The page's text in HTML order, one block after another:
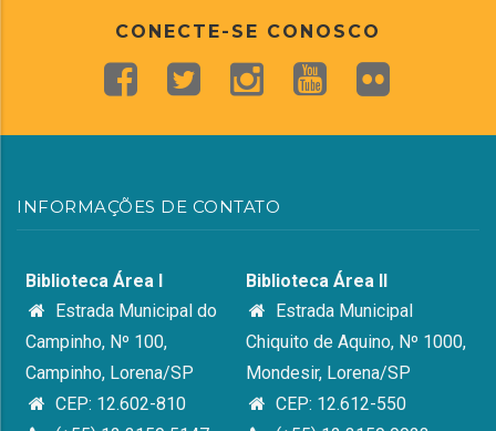
CONECTE-SE CONOSCO
INFORMAÇÕES DE CONTATO
Biblioteca Área I
Estrada Municipal do
Campinho, Nº 100,
Campinho, Lorena/SP
CEP: 12.602-810
Biblioteca Área II
Estrada Municipal
Chiquito de Aquino, Nº 1000,
Mondesir, Lorena/SP
CEP: 12.612-550